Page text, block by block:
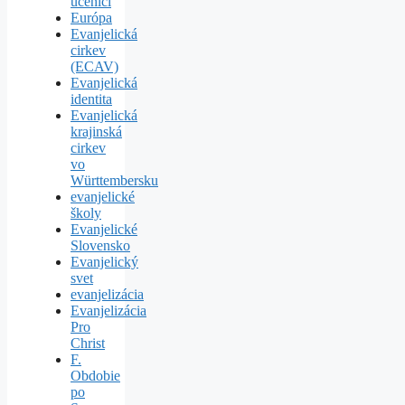
Európa
Evanjelická
cirkev
(ECAV)
Evanjelická
identita
Evanjelická
krajinská
cirkev
vo
Württembersku
evanjelické
školy
Evanjelické
Slovensko
Evanjelický
svet
evanjelizácia
Evanjelizácia
Pro
Christ
F.
Obdobie
po